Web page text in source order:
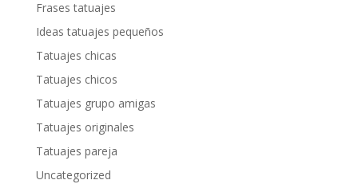
Frases tatuajes
Ideas tatuajes pequeños
Tatuajes chicas
Tatuajes chicos
Tatuajes grupo amigas
Tatuajes originales
Tatuajes pareja
Uncategorized